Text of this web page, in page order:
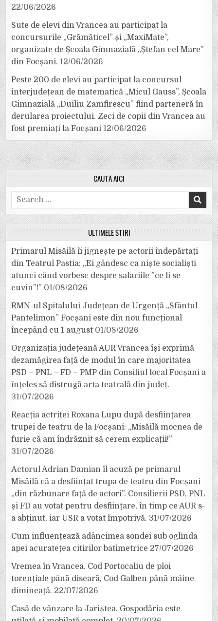
22/06/2026
Sute de elevi din Vrancea au participat la
concursurile „Grămăticel” și „MaxiMate”,
organizate de Școala Gimnazială „Ștefan cel Mare”
din Focșani. 12/06/2026
Peste 200 de elevi au participat la concursul
interjudețean de matematică „Micul Gauss”, Școala
Gimnazială „Duiliu Zamfirescu” fiind parteneră în
derularea proiectului. Zeci de copii din Vrancea au
fost premiați la Focșani 12/06/2026
CAUTĂ AICI
Search
for:
ULTIMELE ȘTIRI
Primarul Misăilă îi jignește pe actorii îndepărtați
din Teatrul Pastia: „Ei gândesc ca niște socialiști
atunci când vorbesc despre salariile ”ce li se
cuvin”!” 01/08/2026
RMN-ul Spitalului Județean de Urgență „Sfântul
Pantelimon” Focșani este din nou funcțional
începând cu 1 august 01/08/2026
Organizația județeană AUR Vrancea își exprimă
dezamăgirea față de modul în care majoritatea
PSD – PNL – FD – PMP din Consiliul local Focșani a
înțeles să distrugă arta teatrală din județ.
31/07/2026
Reacția actriței Roxana Lupu după desființarea
trupei de teatru de la Focșani: „Misăilă mocnea de
furie că am îndrăznit să cerem explicații!”
31/07/2026
Actorul Adrian Damian îl acuză pe primarul
Misăilă că a desființat trupa de teatru din Focșani
„din răzbunare față de actori”. Consilierii PSD, PNL
și FD au votat pentru desființare, în timp ce AUR s-
a abținut, iar USR a votat împotrivă. 31/07/2026
Cum influențează adâncimea sondei sub oglinda
apei acuratețea citirilor batimetrice 27/07/2026
Vremea în Vrancea. Cod Portocaliu de ploi
torențiale până diseară, Cod Galben până mâine
dimineață. 22/07/2026
Casă de vânzare la Jariștea. Gospodăria este